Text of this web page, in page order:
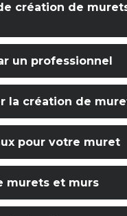
création de
un professionnel
la création de
pour votre muret
murets et murs